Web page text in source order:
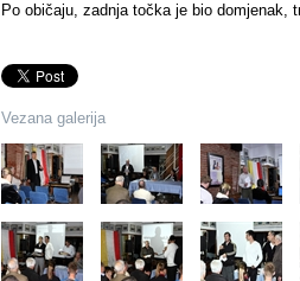
Po običaju, zadnja točka je bio domjenak,
Vezana galerija